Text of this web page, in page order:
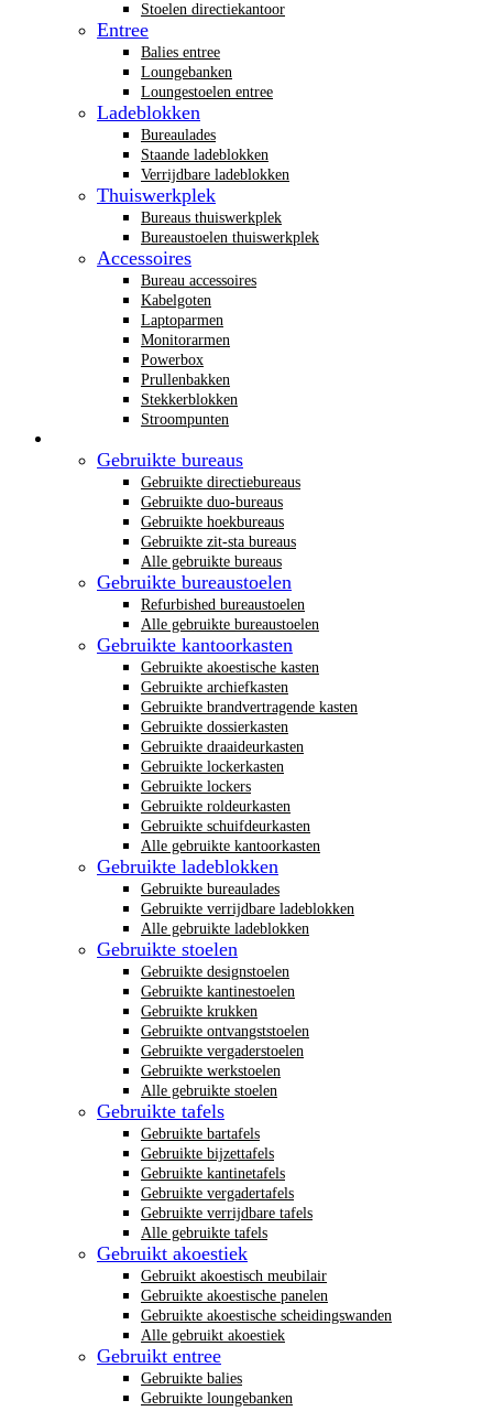
Stoelen directiekantoor
Entree
Balies entree
Loungebanken
Loungestoelen entree
Ladeblokken
Bureaulades
Staande ladeblokken
Verrijdbare ladeblokken
Thuiswerkplek
Bureaus thuiswerkplek
Bureaustoelen thuiswerkplek
Accessoires
Bureau accessoires
Kabelgoten
Laptoparmen
Monitorarmen
Powerbox
Prullenbakken
Stekkerblokken
Stroompunten
Gebruikte bureaus
Gebruikte directiebureaus
Gebruikte duo-bureaus
Gebruikte hoekbureaus
Gebruikte zit-sta bureaus
Alle gebruikte bureaus
Gebruikte bureaustoelen
Refurbished bureaustoelen
Alle gebruikte bureaustoelen
Gebruikte kantoorkasten
Gebruikte akoestische kasten
Gebruikte archiefkasten
Gebruikte brandvertragende kasten
Gebruikte dossierkasten
Gebruikte draaideurkasten
Gebruikte lockerkasten
Gebruikte lockers
Gebruikte roldeurkasten
Gebruikte schuifdeurkasten
Alle gebruikte kantoorkasten
Gebruikte ladeblokken
Gebruikte bureaulades
Gebruikte verrijdbare ladeblokken
Alle gebruikte ladeblokken
Gebruikte stoelen
Gebruikte designstoelen
Gebruikte kantinestoelen
Gebruikte krukken
Gebruikte ontvangststoelen
Gebruikte vergaderstoelen
Gebruikte werkstoelen
Alle gebruikte stoelen
Gebruikte tafels
Gebruikte bartafels
Gebruikte bijzettafels
Gebruikte kantinetafels
Gebruikte vergadertafels
Gebruikte verrijdbare tafels
Alle gebruikte tafels
Gebruikt akoestiek
Gebruikt akoestisch meubilair
Gebruikte akoestische panelen
Gebruikte akoestische scheidingswanden
Alle gebruikt akoestiek
Gebruikt entree
Gebruikte balies
Gebruikte loungebanken